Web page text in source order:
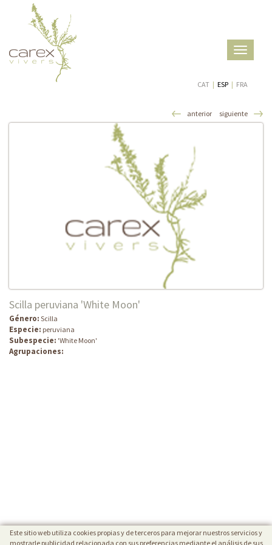
Toggle
CAT | ESP | FRA
anterior siguiente
Scilla peruviana 'White Moon'
Género: Scilla
Especie: peruviana
Subespecie: 'White Moon'
Agrupaciones:
Este sitio web utiliza cookies propias y de terceros para mejorar nuestros servicios y
mostrarle publicidad relacionada con sus preferencias mediante el análisis de sus